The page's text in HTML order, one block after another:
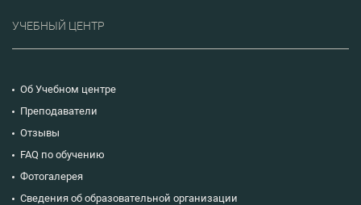
УЧЕБНЫЙ ЦЕНТР
Об Учебном центре
Преподаватели
Отзывы
FAQ по обучению
Фотогалерея
Сведения об образовательной организации